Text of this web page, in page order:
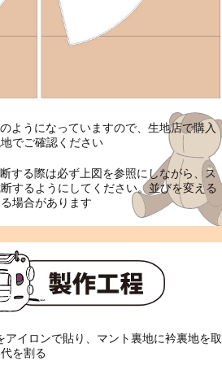
ようになっていますので、生地店で購入
でご確認ください
する際は必ず上図を参照にしながら、ス
するようにしてください。並びを変える
場合があります
アイロンで貼り、マント裏地に衿裏地を取
を割る